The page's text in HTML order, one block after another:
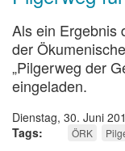
Als ein Ergebnis
der
„Pilgerweg der
eingeladen.
Dienstag, 30. Juni
Tags
ÖRK